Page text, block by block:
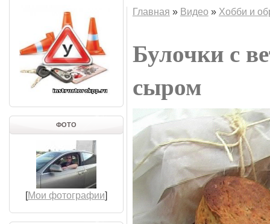
ФОТО
[Мои фотографии]
Главная » Видео » Хобби и
Булочки с
сыром